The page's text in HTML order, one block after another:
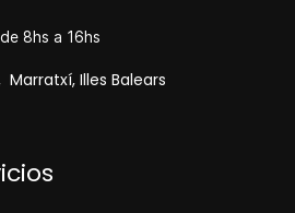
8hs a 16hs
Marratxí, Illes Balears